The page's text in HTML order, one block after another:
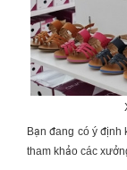
Bạn đang có ý định
tham khảo các